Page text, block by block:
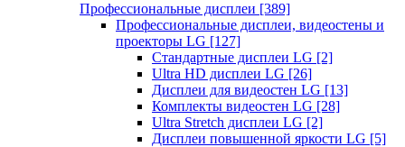
Профессиональные дисплеи [389]
Профессиональные дисплеи, видеостены и
проекторы LG [127]
Стандартные дисплеи LG [2]
Ultra HD дисплеи LG [26]
Дисплеи для видеостен LG [13]
Комплекты видеостен LG [28]
Ultra Stretch дисплеи LG [2]
Дисплеи повышенной яркости LG [5]